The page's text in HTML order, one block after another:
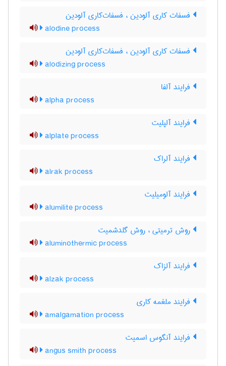
فسفات کاری آلودین ، فسفات‌کاری آلودین
alodine process
فسفات کاری آلودین ، فسفات‌کاری آلودین
alodizing process
فرایند آلفا
alpha process
فرایند آلپلیت
alplate process
فرایند آلراک
alrak process
فرایند آلومیلیت
alumilite process
روش ترمیتی ، روش گلدشمیت
aluminothermic process
فرایند آلزاک
alzak process
فرایند ملغمه کاری
amalgamation process
فرایند آنگوس اسمیت
angus smith process